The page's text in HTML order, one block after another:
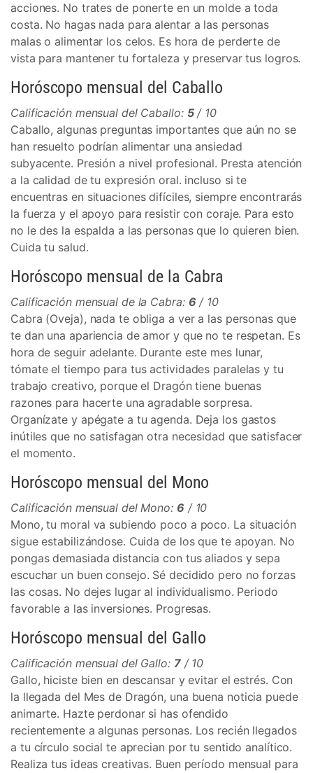
acciones. No trates de ponerte en un molde a toda
costa. No hagas nada para alentar a las personas
malas o alimentar los celos. Es hora de perderte de
vista para mantener tu fortaleza y preservar tus logros.
Horóscopo mensual del Caballo
Calificación mensual del Caballo: 5/ 10
Caballo, algunas preguntas importantes que aún no se
han resuelto podrían alimentar una ansiedad
subyacente. Presión a nivel profesional. Presta atención
a la calidad de tu expresión oral. incluso si te
encuentras en situaciones difíciles, siempre encontrarás
la fuerza y el apoyo para resistir con coraje. Para esto
no le des la espalda a las personas que lo quieren bien.
Cuida tu salud.
Horóscopo mensual de la Cabra
Calificación mensual de la Cabra: 6 / 10
Cabra (Oveja), nada te obliga a ver a las personas que
te dan una apariencia de amor y que no te respetan. Es
hora de seguir adelante. Durante este mes lunar,
tómate el tiempo para tus actividades paralelas y tu
trabajo creativo, porque el Dragón tiene buenas
razones para hacerte una agradable sorpresa.
Organízate y apégate a tu agenda. Deja los gastos
inútiles que no satisfagan otra necesidad que satisfacer
el momento.
Horóscopo mensual del Mono
Calificación mensual del Mono: 6 / 10
Mono, tu moral va subiendo poco a poco. La situación
sigue estabilizándose. Cuida de los que te apoyan. No
pongas demasiada distancia con tus aliados y sepa
escuchar un buen consejo. Sé decidido pero no forzas
las cosas. No dejes lugar al individualismo. Periodo
favorable a las inversiones. Progresas.
Horóscopo mensual del Gallo
Calificación mensual del Gallo: 7/ 10
Gallo, hiciste bien en descansar y evitar el estrés. Con
la llegada del Mes de Dragón, una buena noticia puede
animarte. Hazte perdonar si has ofendido
recientemente a algunas personas. Los recién llegados
a tu círculo social te aprecian por tu sentido analítico.
Realiza tus ideas creativas. Buen período mensual para